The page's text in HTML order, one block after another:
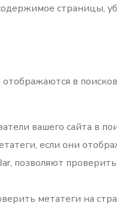
страницы,
в
вашего сайта в
если они
позволяют
метатеги на